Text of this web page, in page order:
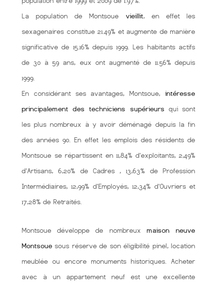
La population de Montsoue vieillit, en effet les
sexagenaires constitue 21.49% et augmente de manière
significative de 15.16% depuis 1999. Les habitants actifs
de 30 à 59 ans, eux ont augmenté de 11.56% depuis
1999.
En considérant ses avantages, Montsoue, intéresse
principalement des techniciens supérieurs qui sont
les plus nombreux à y avoir déménagé depuis la fin
des années 90. En effet les emplois des résidents de
Montsoue se répartissent en 11,84% d'exploitants, 2,49%
d'Artisans, 6,20% de Cadres , 13,63% de Profession
Intermédiaires, 12,99% d'Employés, 12,34% d'Ouvriers et
17,28% de Retraités.
Montsoue développe de nombreux maison neuve
Montsoue sous réserve de son éligibilité pinel, location
meublée ou encore monuments historiques. Acheter
avec à un appartement neuf est une excellente